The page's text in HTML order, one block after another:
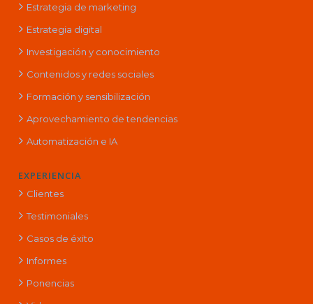
Estrategia de marketing
Estrategia digital
Investigación y conocimiento
Contenidos y redes sociales
Formación y sensibilización
Aprovechamiento de tendencias
Automatización e IA
EXPERIENCIA
Clientes
Testimoniales
Casos de éxito
Informes
Ponencias